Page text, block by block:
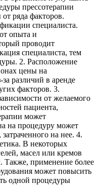
прессотерапии
ряда факторов.
специалиста.
опыта и
проводит
специалиста, тем
2. Расположение
цены на
различий в аренде
факторов. 3.
от желаемого
пациента,
может
на процедуру может
на нее. 4.
В некоторых
масел или кремов
Также, применение более
может повысить
одной процедуры